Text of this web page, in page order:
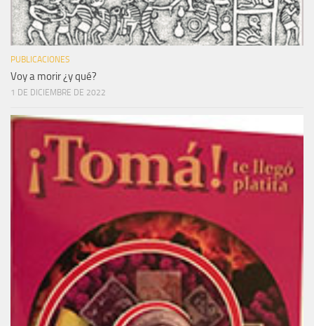
PUBLICACIONES
Voy a morir ¿y qué?
1 DE DICIEMBRE DE 2022